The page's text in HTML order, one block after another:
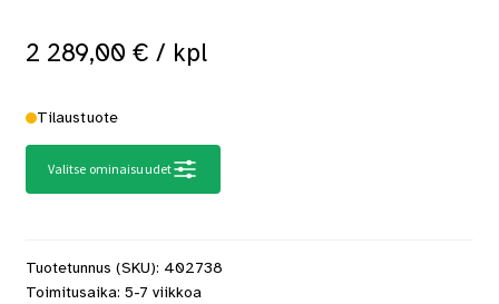
2 289,00 € / kpl
Tilaustuote
Valitse ominaisuudet
Tuotetunnus (SKU): 402738
Toimitusaika: 5-7 viikkoa